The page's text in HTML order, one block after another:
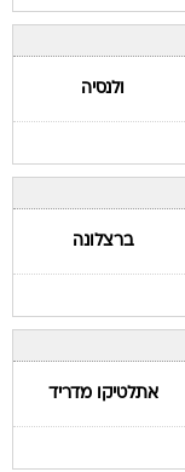
ולנסיה
ברצלונה
אתלטיקו מדריד